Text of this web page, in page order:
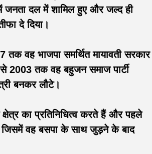
जनता दल में शामिल हुए और जल्द ही
दे दिया।
तक वह भाजपा समर्थित मायावती सरकार
2003 तक वह बहुजन समाज पार्टी
बनकर लौटे।
क्षेत्र का प्रतिनिधित्व करते हैं और पहले
वह बसपा के साथ जुड़ने के बाद